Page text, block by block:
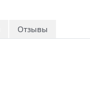
Отзывы